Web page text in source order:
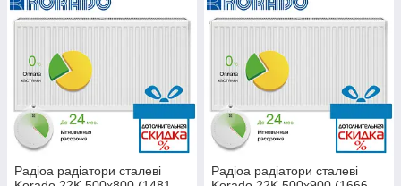
Радіоа радіатори сталеві
Радіоа радіатори сталеві